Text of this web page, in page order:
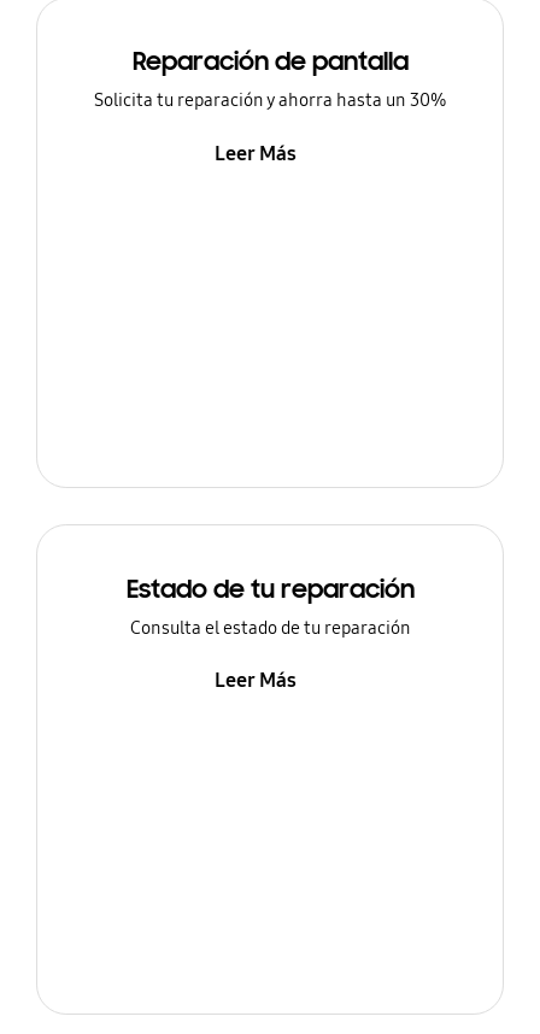
Reparación de pantalla
Solicita tu reparación y ahorra hasta un 30%
Leer Más
Estado de tu reparación
Consulta el estado de tu reparación
Leer Más